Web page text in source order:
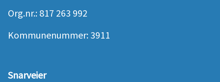
Org.nr.: 817 263 992
Kommunenummer: 3911
Snarveier